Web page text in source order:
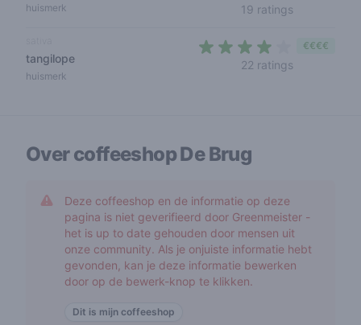
huismerk 19 ratings
tangilope
huismerk
22 ratings
€€€€
Over coffeeshopDe Brug
Deze coffeeshop en de informatie op deze
pagina is niet geverifieerd door Greenmeister -
het is up to date gehouden door mensen uit
onze community. Als je onjuiste informatie hebt
gevonden, kan je deze informatie bewerken
door op de bewerk-knop te klikken.
Dit is mijn coffeeshop